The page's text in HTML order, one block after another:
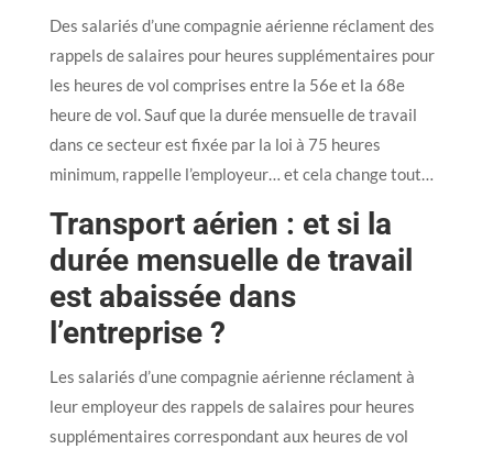
Des salariés d’une compagnie aérienne réclament des
rappels de salaires pour heures supplémentaires pour
les heures de vol comprises entre la 56e et la 68e
heure de vol. Sauf que la durée mensuelle de travail
dans ce secteur est fixée par la loi à 75 heures
minimum, rappelle l’employeur… et cela change tout…
Transport aérien : et si la
durée mensuelle de travail
est abaissée dans
l’entreprise ?
Les salariés d’une compagnie aérienne réclament à
leur employeur des rappels de salaires pour heures
supplémentaires correspondant aux heures de vol